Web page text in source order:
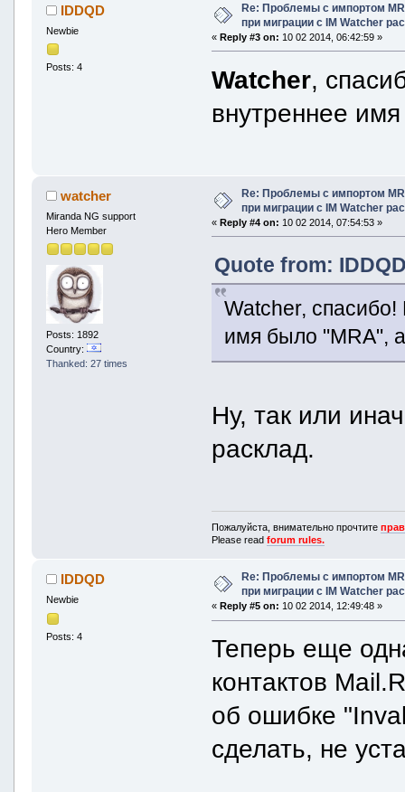
IDDQD
Newbie
Posts: 4
Re: Проблемы с импортом
при миграции с IM Watcher
«Reply #3 on: 10 02 2014, 06:42:59 »
Watcher,
внутреннее
watcher
Miranda NG support
Hero Member
Posts: 1892
Country:
Thanked: 27 times
Re: Проблемы с импортом
при миграции с IM Watcher
«Reply #4 on: 10 02 2014, 07:54:53 »
Quote from:
Watcher,
имя было "MRA",
Ну, так или
расклад.
Пожалуйста, внимательно прочтите
Please readforum rules.
IDDQD
Newbie
Posts: 4
Re: Проблемы с импортом
при миграции с IM Watcher
« Reply #5 on: 10 02 2014, 12:49:48 »
Теперь еще
контактов
об ошибке
сделать, не